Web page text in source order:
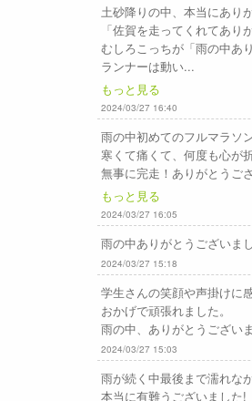
土砂降りの中、本当にあり
「佐賀を走ってくれてあり
むしろこっちが「雨の中あ
ランナーは動い...
もっと見る
2024/03/27 16:40
雨の中初めてのフルマラソ
寒くて痛くて、何度も心が
無事に完走！ありがとうご
もっと見る
2024/03/27 16:05
雨の中ありがとうございま
2024/03/27 15:18
学生さんの笑顔や声掛けに
おかげで頑張れました。
雨の中、ありがとうございま
2024/03/27 15:03
雨が続く中最後まで濡れな
本当に有難うございました!